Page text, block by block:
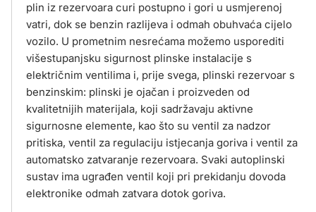
plin iz rezervoara curi postupno i gori u usmjerenoj
vatri, dok se benzin razlijeva i odmah obuhvaća cijelo
vozilo. U prometnim nesrećama možemo usporediti
višestupanjsku sigurnost plinske instalacije s
električnim ventilima i, prije svega, plinski rezervoar s
benzinskim: plinski je ojačan i proizveden od
kvalitetnijih materijala, koji sadržavaju aktivne
sigurnosne elemente, kao što su ventil za nadzor
pritiska, ventil za regulaciju istjecanja goriva i ventil za
automatsko zatvaranje rezervoara. Svaki autoplinski
sustav ima ugrađen ventil koji pri prekidanju dovoda
elektronike odmah zatvara dotok goriva.